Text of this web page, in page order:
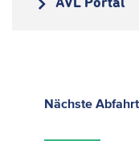
AVL Portal
Nächste